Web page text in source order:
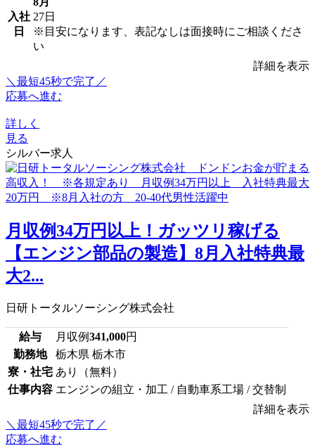
入社
日
27日
※目安になります、表記なしは面接時にご相談くださ
い
詳細を表示
＼最短45秒で完了／
応募へ進む
詳しく
見る
シルバー求人
月収例34万円以上！ガッツリ稼げる
【エンジン部品の製造】8月入社特典最
大2...
日研トータルソーシング株式会社
給与 月収例341,000円
勤務地
栃木県 栃木市
寮・社宅 あり（無料）
仕事内容 エンジンの組立・加工 / 自動車系工場 / 交替制
詳細を表示
＼最短45秒で完了／
応募へ進む